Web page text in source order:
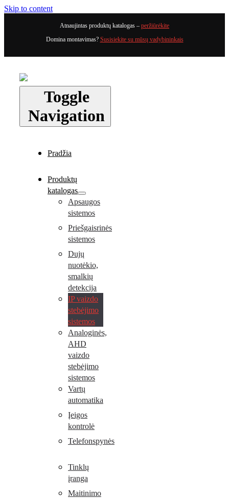
Skip to content
Atnaujintas produktų katalogas – peržiūrėkite
Domina montavimas? Susisiekite su mūsų vadybininkais
Toggle
Navigation
Pradžia
Produktų
katalogas
Apsaugos
sistemos
Priešgaisrinės
sistemos
Dujų
nuotėkio,
smalkių
detekcija
IP vaizdo
stebėjimo
sistemos
Analoginės,
AHD
vaizdo
stebėjimo
sistemos
Vartų
automatika
Įeigos
kontrolė
Telefonspynės
Tinklų
įranga
Maitinimo